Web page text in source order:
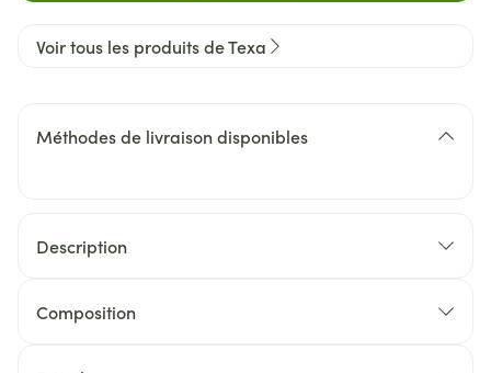
Voir tous les produits de Texa
Méthodes de livraison disponibles
Description
Composition